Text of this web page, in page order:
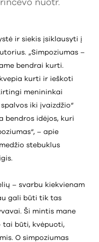
nuotr.
ir siekis įsiklausyti į
„Simpoziumas –
bendrai kurti.
kurti ir ieškoti
menininkai
iki įvaizdžio“
bendros idėjos, kuri
– apie
stebuklus
– svarbu kiekvienam
gali būti tik tas
Ši mintis mane
tai būti, kvėpuoti,
O simpoziumas